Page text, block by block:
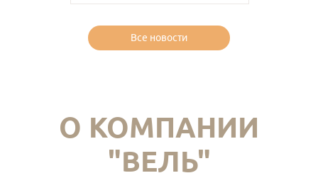
Все новости
О КОМПАНИИ
"ВЕЛЬ"